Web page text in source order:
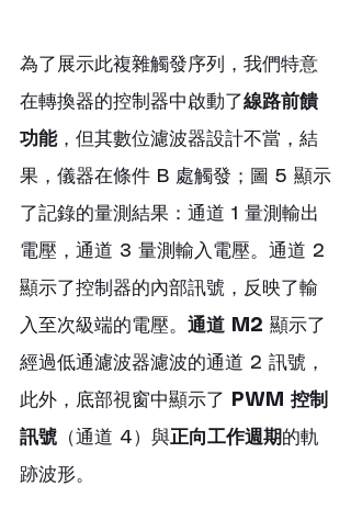
為了展示此複雜觸發序列，我們特意
在轉換器的控制器中啟動了線路前饋
功能，但其數位濾波器設計不當，結
果，儀器在條件 B 處觸發；圖 5 顯示
了記錄的量測結果：通道 1 量測輸出
電壓，通道 3 量測輸入電壓。通道 2
顯示了控制器的內部訊號，反映了輸
入至次級端的電壓。 通道 M2 顯示了
經過低通濾波器濾波的通道 2 訊號，
此外，底部視窗中顯示了 PWM 控制
訊號 （通道 4）與正向工作週期的軌
跡波形。